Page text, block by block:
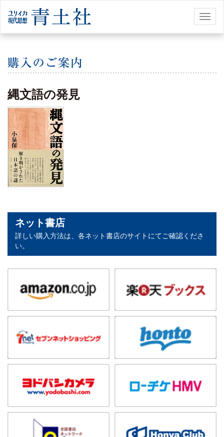
縄文語の発見
ネット書店
詳しい購入方法は、各ネット書店のサイトにてご確認くださ
い。